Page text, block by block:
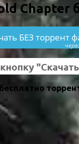
Chapter
БЕЗ торрент